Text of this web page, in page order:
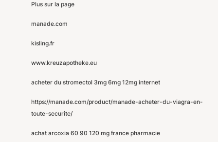
Plus sur la page
manade.com
kisling.fr
www.kreuzapotheke.eu
acheter du stromectol 3mg 6mg 12mg internet
https://manade.com/product/manade-acheter-du-viagra-en-
toute-securite/
achat arcoxia 60 90 120 mg france pharmacie